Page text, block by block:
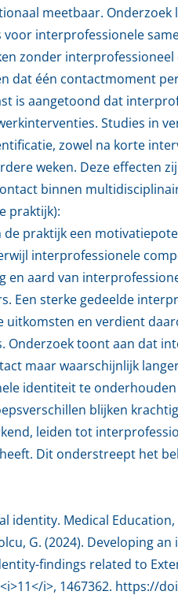
meetbaar.
interprofessionele
zonder
dat één contactmoment
is aangetoond dat
Studies in
zowel na korte
weken. Deze effecten
binnen
praktijk):
praktijk een
interprofessionele
en aard van
Een sterke gedeelde
en verdient
Onderzoek toont aan dat
maar waarschijnlijk
identiteit te
blijken
leiden tot
Dit onderstreept het
identity. Medical
G. (2024). Developing
findings related to
i>, 1467362. https://